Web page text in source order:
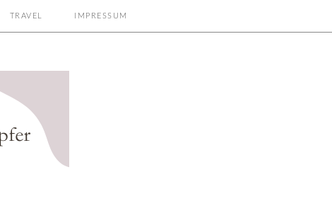
TRAVEL IMPRESSUM